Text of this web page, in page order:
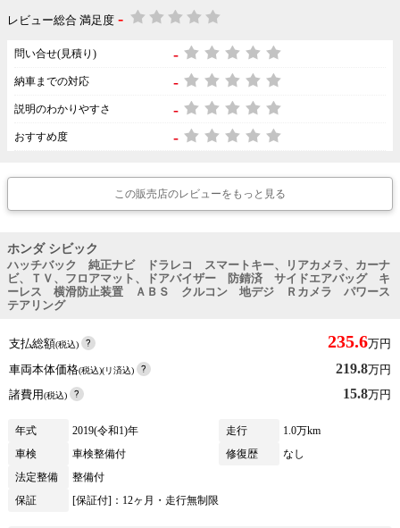
レビュー総合 満足度 -
問い合せ(見積り) -
納車までの対応 -
説明のわかりやすさ -
おすすめ度 -
この販売店のレビューをもっと見る
ホンダ シビック
ハッチバック 純正ナビ ドラレコ スマートキー、リアカメラ、カーナ
ビ、ＴＶ、フロアマット、ドアバイザー 防錆済 サイドエアバッグ キ
ーレス 横滑防止装置 ＡＢＳ クルコン 地デジ Ｒカメラ パワース
テアリング
支払総額(税込) 235.6万円
車両本体価格(税込)(リ済込) 219.8万円
諸費用(税込) 15.8万円
年式 2019(令和1)年 走行
1.0万km
車検
車検整備付 修復歴
なし
法定整備
整備付
保証
[保証付]：12ヶ月・走行無制限